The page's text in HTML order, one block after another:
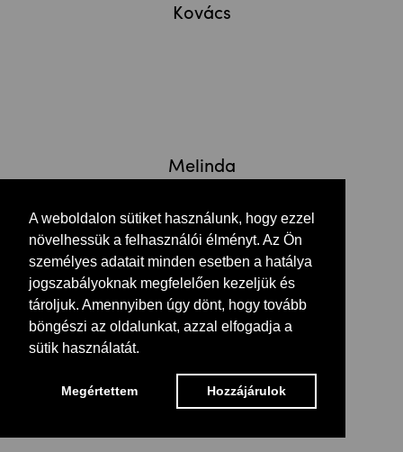
A weboldalon sütiket használunk, hogy ezzel
növelhessük a felhasználói élményt. Az Ön
személyes adatait minden esetben a hatálya
jogszabályoknak megfelelően kezeljük és
tároljuk. Amennyiben úgy dönt, hogy tovább
böngészi az oldalunkat, azzal elfogadja a
sütik használatát.
Megértettem Hozzájárulok
Kovács
Melinda
Kovalovszky